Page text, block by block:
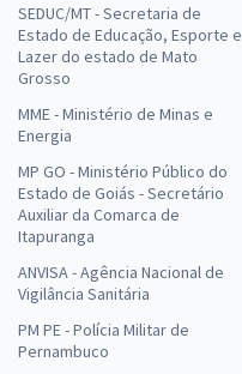
SEDUC/MT - Secretaria de
Estado de Educação, Esporte e
Lazer do estado de Mato
Grosso
MME - Ministério de Minas e
Energia
MP GO - Ministério Público do
Estado de Goiás - Secretário
Auxiliar da Comarca de
Itapuranga
ANVISA - Agência Nacional de
Vigilância Sanitária
PM PE - Polícia Militar de
Pernambuco